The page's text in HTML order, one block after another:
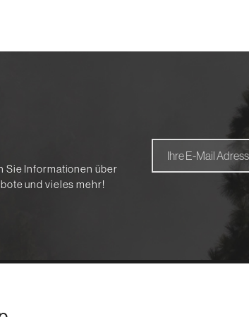
Sie Informationen über
und vieles mehr!